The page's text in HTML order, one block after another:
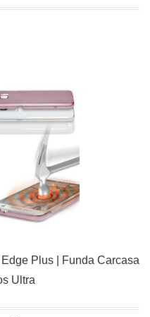
Plus | Funda Carcasa
Ultra